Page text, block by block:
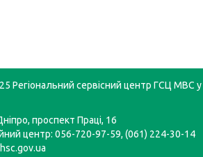
Регіональний сервісний центр ГСЦ МВС у
проспект Праці, 16
центр: 056-720-97-59, (061) 224-30-14